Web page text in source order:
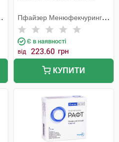
Пфайзер Менюфекчуринг
Бельгія
Є в наявності
від 223.60 грн
КУПИТИ